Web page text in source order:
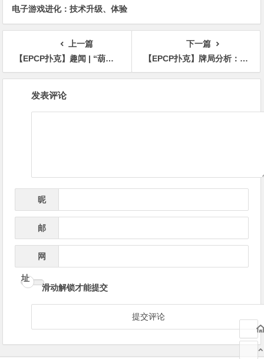
电子游戏进化：技术升级、体验
创新与未来趋势
上一篇
【EPCP扑克】趣闻 | “葫芦”碰“金刚” – 玩家在WSOP主赛事的第一手牌就被淘汰
下一篇
【EPCP扑克】牌局分析：干燥牌面的超池能不能接？
发表评论
昵
邮
网
址
滑动解锁才能提交